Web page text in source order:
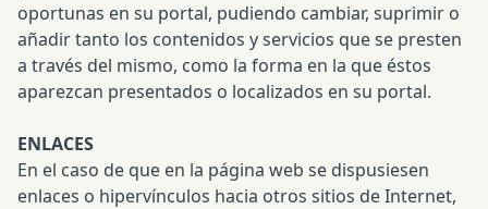
oportunas en su portal, pudiendo cambiar, suprimir o
añadir tanto los contenidos y servicios que se presten
a través del mismo, como la forma en la que éstos
aparezcan presentados o localizados en su portal.
ENLACES
En el caso de que en la página web se dispusiesen
enlaces o hipervínculos hacia otros sitios de Internet,